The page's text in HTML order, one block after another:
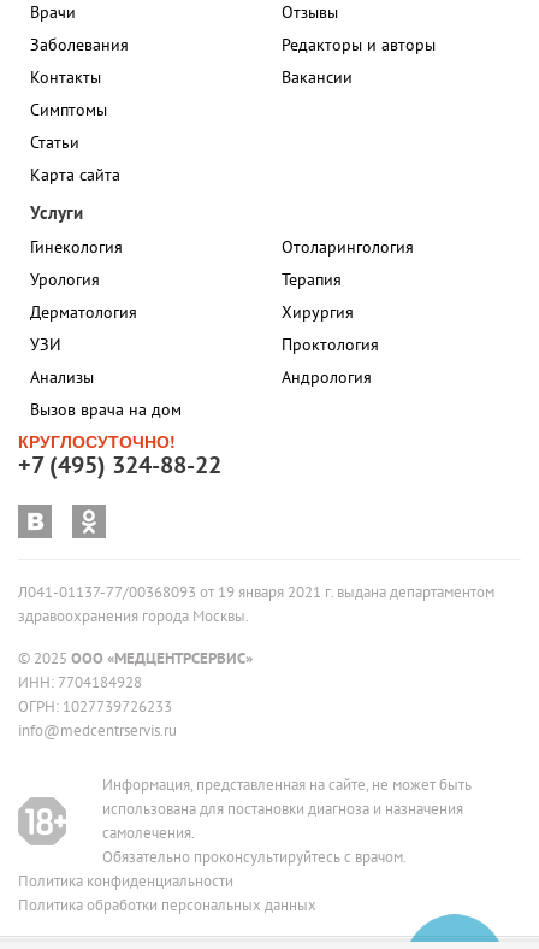
Врачи
Заболевания
Контакты
Симптомы
Статьи
Карта сайта
Отзывы
Редакторы и авторы
Вакансии
Услуги
Гинекология
Урология
Дерматология
УЗИ
Анализы
Вызов врача на дом
Отоларингология
Терапия
Хирургия
Проктология
Андрология
КРУГЛОСУТОЧНО!
+7 (495) 324-88-22
Л041-01137-77/00368093 от 19 января 2021 г. выдана департаментом
здравоохранения города Москвы.
© 2025 ООО «МЕДЦЕНТРСЕРВИС»
ИНН: 7704184928
ОГРН: 1027739726233
info@medcentrservis.ru
Информация, представленная на сайте, не может быть
использована для постановки диагноза и назначения
самолечения.
Обязательно проконсультируйтесь с врачом.
Политика конфиденциальности
Политика обработки персональных данных